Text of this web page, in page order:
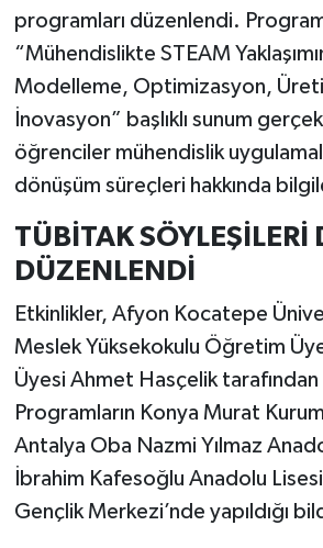
programları düzenlendi.
“Mühendislikte STEAM
Modelleme, Optimizasyon,
İnovasyon” başlıklı sunum
öğrenciler mühendislik
dönüşüm süreçleri hakkında
TÜBİTAK SÖYLEŞİLERİ
DÜZENLENDİ
Etkinlikler, Afyon Kocatepe
Meslek Yüksekokulu Öğretim
Üyesi Ahmet Hasçelik
Programların Konya Murat
Antalya Oba Nazmi Yılmaz
İbrahim Kafesoğlu Anadolu
Gençlik Merkezi’nde yapıldığı